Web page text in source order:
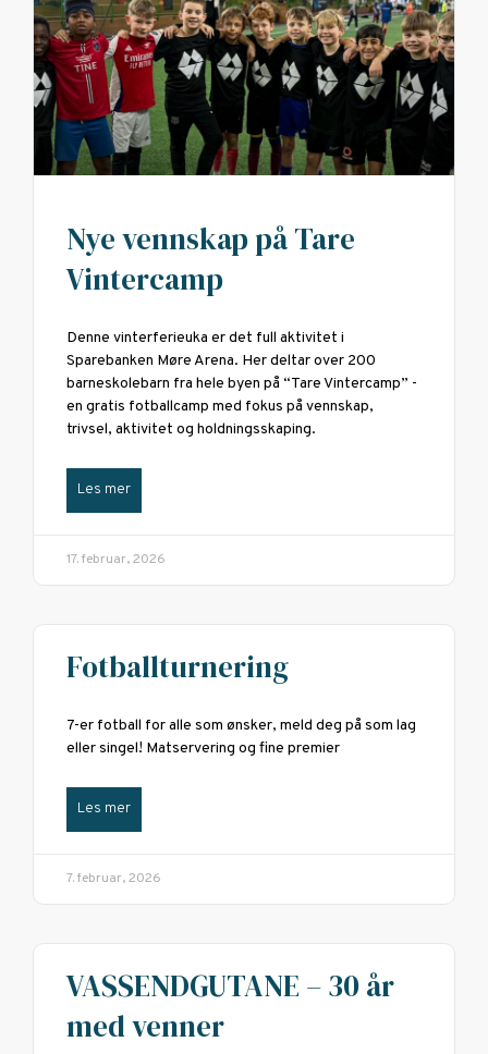
Nye vennskap på Tare
Vintercamp
Denne vinterferieuka er det full aktivitet i
Sparebanken Møre Arena. Her deltar over 200
barneskolebarn fra hele byen på “Tare Vintercamp” -
en gratis fotballcamp med fokus på vennskap,
trivsel, aktivitet og holdningsskaping.
Les mer
17. februar, 2026
Fotballturnering
7-er fotball for alle som ønsker, meld deg på som lag
eller singel! Matservering og fine premier
Les mer
7. februar, 2026
VASSENDGUTANE – 30 år
med venner